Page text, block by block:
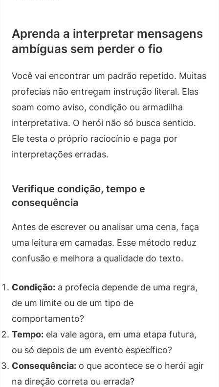
Aprenda a interpretar mensagens
ambíguas sem perder o fio
Você vai encontrar um padrão repetido. Muitas
profecias não entregam instrução literal. Elas
soam como aviso, condição ou armadilha
interpretativa. O herói não só busca sentido.
Ele testa o próprio raciocínio e paga por
interpretações erradas.
Verifique condição, tempo e
consequência
Antes de escrever ou analisar uma cena, faça
uma leitura em camadas. Esse método reduz
confusão e melhora a qualidade do texto.
Condição: a profecia depende de uma regra,
de um limite ou de um tipo de
comportamento?
Tempo: ela vale agora, em uma etapa futura,
ou só depois de um evento específico?
Consequência: o que acontece se o herói agir
na direção correta ou errada?